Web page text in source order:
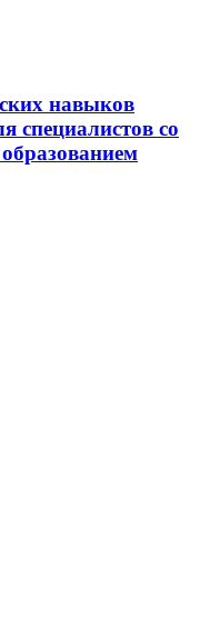
навыков
специалистов со